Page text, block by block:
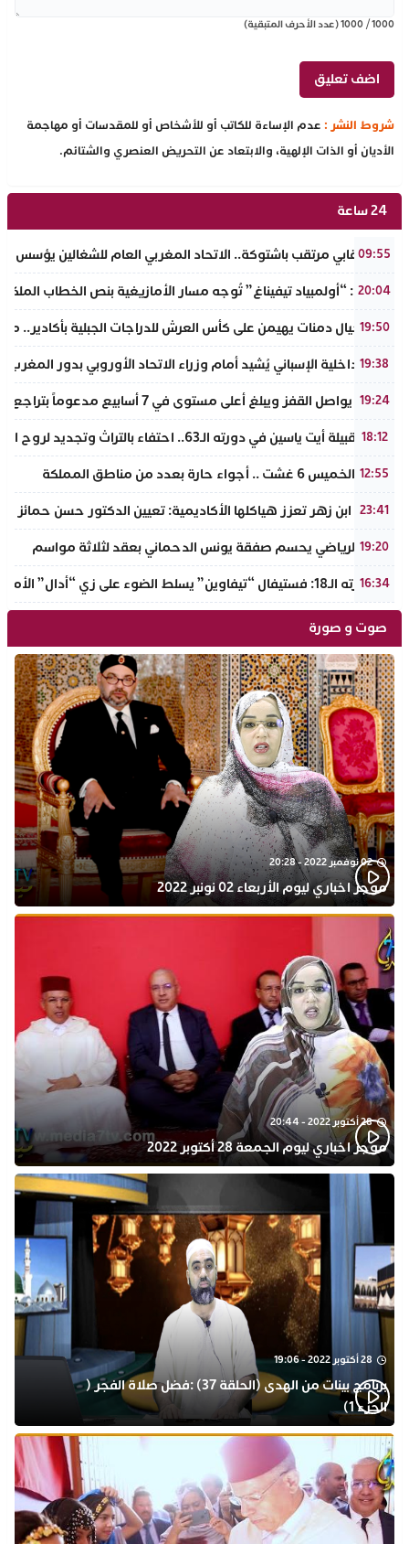
1000
/
1000(عدد الأحرف المتبقية)
شروط النشر : عدم الإساءة للكاتب أو للأشخاص أو للمقدسات أو مهاجمة
الأديان أو الذات الإلهية، والابتعاد عن التحريض العنصري والشتائم.
24 ساعة
09:55
حدث نقابي مرتقب باشتوكة.. الاتحاد المغربي العام للشغالين
20:04
تفراوت: “أولمبياد تيفيناغ” تُوجه مسار الأمازيغية بنص الخطاب الملكي
19:50
نادي أجيال دمنات يهيمن على كأس العرش للدراجات الجبلية بأكادير..
19:38
وزير الداخلية الإسباني يُشيد أمام وزراء الاتحاد الأوروبي بدور
19:24
الذهب يواصل القفز ويبلغ أعلى مستوى في 7 أسابيع مدعوماً بتراجع الدولار وانخفاض عوائد السندات
18:12
ملتقى قبيلة أيت ياسين في دورته الـ63.. احتفاء بالتراث وتجديد لروح الانتماء الوطني
12:55
طقس الخميس 6 غشت .. أجواء حارة بعدد من مناطق المملكة
23:41
جامعة ابن زهر تعزز هياكلها الأكاديمية: تعيين الدكتور حسن حمائز
19:20
الرجاء الرياضي يحسم صفقة يونس الدحماني بعقد لثلاثة مواسم
16:34
في دورته الـ18: فستيفال “تيفاوين” يسلط الضوء على زي “أدال” الأمازيغي ويكرم رائدات التطريز والتصميم بالـأطلس الصغير
صوت و صورة
02 نوفمبر 2022 - 20:28
موجز اخباري ليوم الأربعاء 02 نونبر 2022
28 أكتوبر 2022 - 20:44
موجز اخباري ليوم الجمعة 28 أكتوبر 2022
28 أكتوبر 2022 - 19:06
برنامج بينات من الهدى (الحلقة 37) :فضل صلاة الفجر (
الجزء 1)